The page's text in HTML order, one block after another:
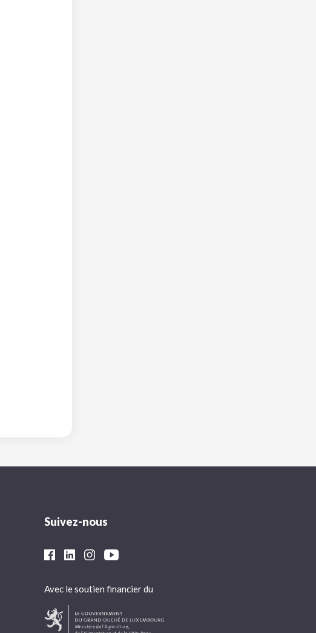
Suivez-nous
Avec le soutien financier du